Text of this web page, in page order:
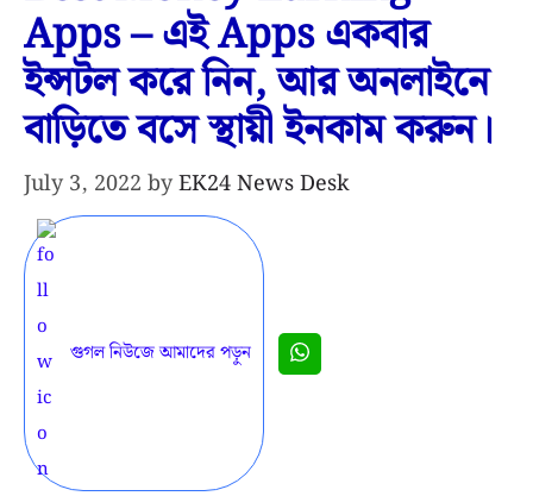
Apps – এই Apps একবার
ইন্সটল করে নিন, আর অনলাইনে
বাড়িতে বসে স্থায়ী ইনকাম করুন।
July 3, 2022 byEK24 News Desk
গুগল নিউজে আমাদের পড়ুন